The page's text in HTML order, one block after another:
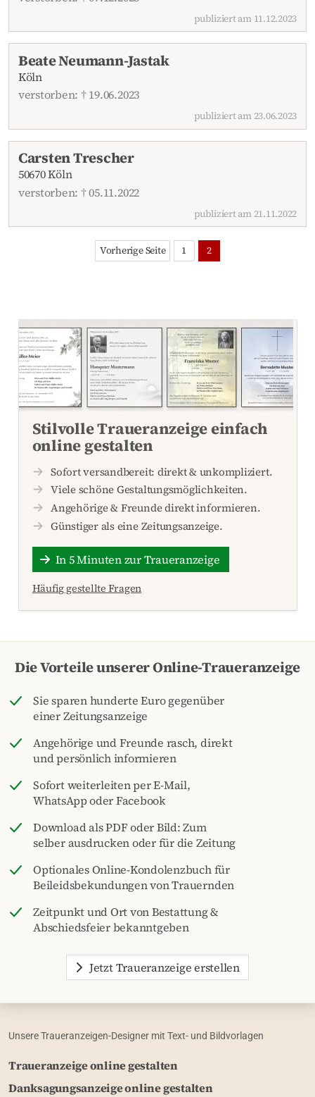
publiziert am 11.12.2023
Beate Neumann-Jastak
Köln
verstorben: † 19.06.2023
publiziert am 23.06.2023
Carsten Trescher
50670 Köln
verstorben: † 05.11.2022
publiziert am 21.11.2022
Vorherige Seite 1 2
Stilvolle Traueranzeige einfach
online gestalten
Sofort versandbereit: direkt & unkompliziert.
Viele schöne Gestaltungsmöglichkeiten.
Angehörige & Freunde direkt informieren.
Günstiger als eine Zeitungsanzeige.
In 5 Minuten zur Traueranzeige
Häufig gestellte Fragen
Die Vorteile unserer Online-Traueranzeige
Sie sparen hunderte Euro gegenüber
einer Zeitungsanzeige
Angehörige und Freunde rasch, direkt
und persönlich informieren
Sofort weiterleiten per E-Mail,
WhatsApp oder Facebook
Download als PDF oder Bild: Zum
selber ausdrucken oder für die Zeitung
Optionales Online-Kondolenzbuch für
Beileidsbekundungen von Trauernden
Zeitpunkt und Ort von Bestattung &
Abschiedsfeier bekanntgeben
Jetzt Traueranzeige erstellen
Unsere Traueranzeigen-Designer mit Text- und Bildvorlagen
Traueranzeige online gestalten
Danksagungsanzeige online gestalten